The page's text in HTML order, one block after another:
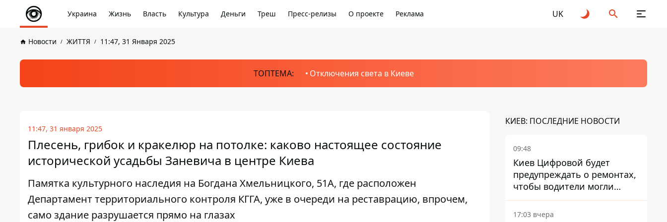
Украина Жизнь Власть Культура Деньги Треш Пресс-релизы О проекте Реклама UK
Новости ЖИТТЯ 11:47, 31 Января 2025
ТОПТЕМА: Отключения света в Киеве
11:47, 31 января 2025
Плесень, грибок и кракелюр на потолке: каково настоящее состояние
исторической усадьбы Заневича в центре Киева
Памятка культурного наследия на Богдана Хмельницкого, 51А, где расположен
Департамент территориального контроля КГГА, уже в очереди на реставрацию, впрочем,
само здание разрушается прямо на глазах
КИЕВ: ПОСЛЕДНИЕ НОВОСТИ
09:48
Киев Цифровой будет
предупреждать о ремонтах,
чтобы водители могли
избегать участков с
пробками
17:03 вчера